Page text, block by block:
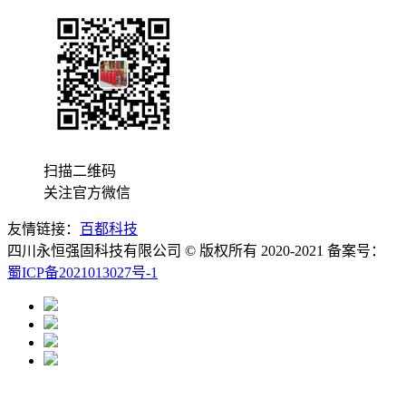
扫描二维码
关注官方微信
友情链接： 百都科技
四川永恒强固科技有限公司 © 版权所有 2020-2021 备案号：
蜀ICP备2021013027号-1